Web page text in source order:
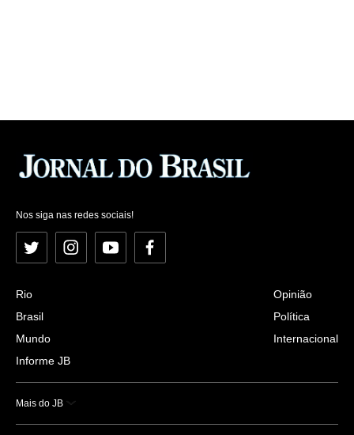
Nos siga nas redes sociais!
Twitter InstagramYouTubeFacebook
Rio
Brasil
Mundo
Informe JB
Opinião
Política
Internacional
Mais do JB
Esportes